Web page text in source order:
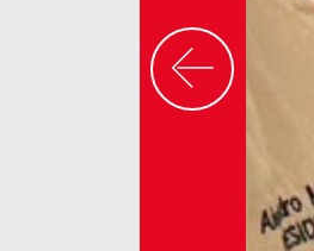
Previous